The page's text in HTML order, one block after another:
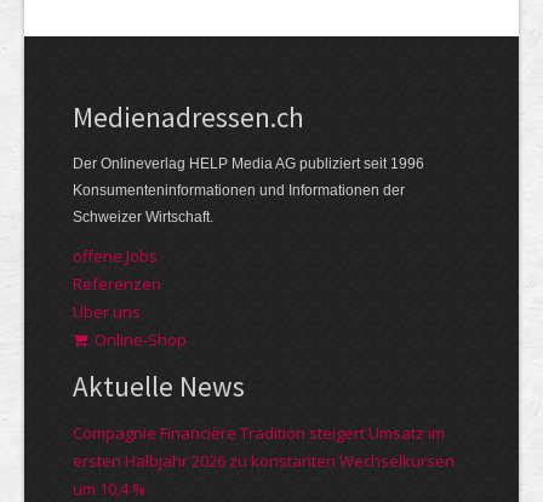
Medienadressen.ch
Der Onlineverlag HELP Media AG publiziert seit 1996
Konsumenteninformationen und Informationen der
Schweizer Wirtschaft.
offene Jobs
Referenzen
Über uns
Online-Shop
Aktuelle News
Compagnie Financière Tradition steigert Umsatz im
ersten Halbjahr 2026 zu konstanten Wechselkursen
um 10,4 %